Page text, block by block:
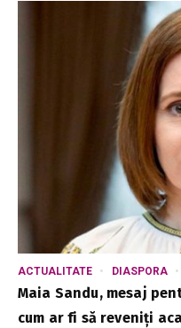
ACTUALITATE DIASPORA
Maia Sandu, mesaj
cum ar fi să reveniți